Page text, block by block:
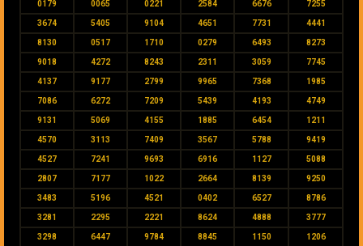
0179 0065 0221 2584 6676 7255
3674 5405 9104 4651 7731 4441
8130 0517 1710 0279 6493 8273
9018 4272 8243 2311 3059 7745
4137 9177 2799 9965 7368 1985
7086 6272 7209 5439 4193 4749
9131 5069 4155 1885 6454 1211
4570 3113 7409 3567 5788 9419
4527 7241 9693 6916 1127 5088
2807 7177 1022 2664 8139 9250
3483 5196 4521 0402 6527 8786
3281 2295 2221 8624 4888 3777
3298 6447 9784 8845 1150 1206